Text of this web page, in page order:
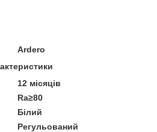
Ardero
12 місяців
Ra≥80
Білий
Регульований